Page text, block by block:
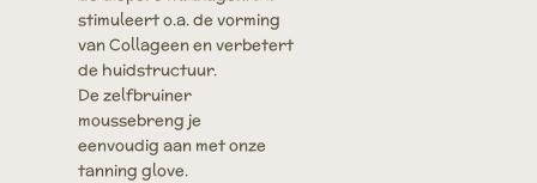
stimuleert o.a. de vorming
van Collageen en verbetert
de huidstructuur.
Dezelfbruiner
moussebreng je
eenvoudig aan met onze
tanning glove.